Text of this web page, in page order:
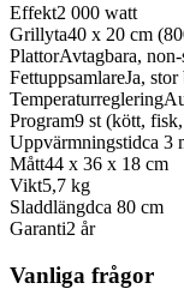
Effekt2 000 watt
Grillyta40 x 20 cm
PlattorAvtagbara,
FettuppsamlareJa, stor
Temperaturreglering
Program9 st (kött,
Uppvärmningstidca 3
Mått44 x 36 x 18 cm
Vikt5,7 kg
Sladdlängdca 80 cm
Garanti2 år
Vanliga frågor